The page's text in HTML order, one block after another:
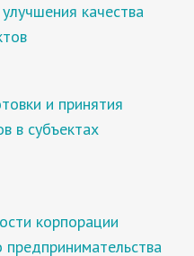
качества
и принятия
в субъектах
корпорации
предпринимательства